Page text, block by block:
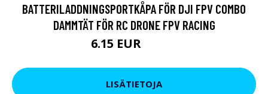
BATTERILADDNINGSPORTKÅPA FÖR DJI FPV COMBO
DAMMTÄT FÖR RC DRONE FPV RACING
6.15 EUR
LISÄTIETOJA